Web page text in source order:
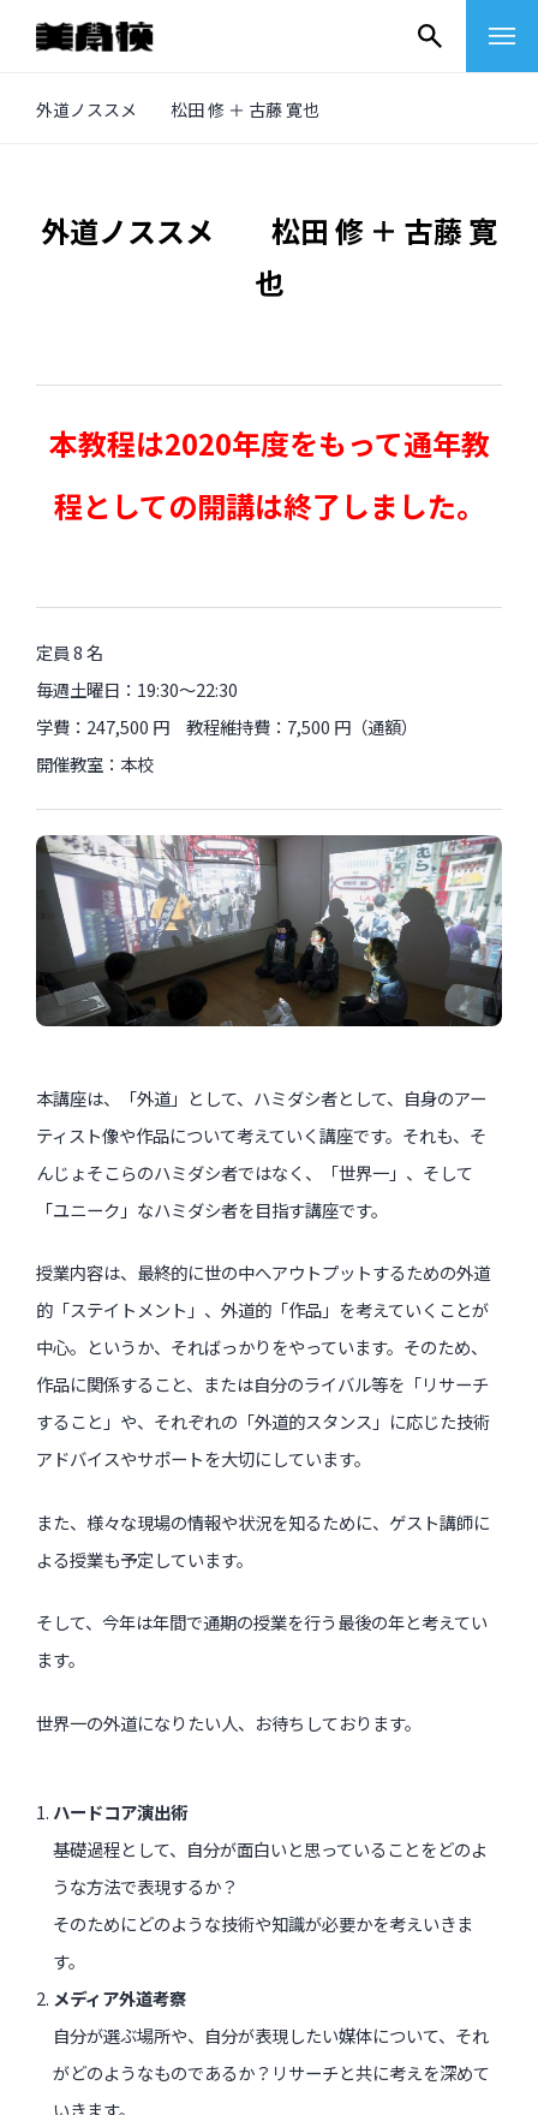
外道ノススメ 松田 修 ＋ 古藤 寛也
外道ノススメ 松田 修 ＋ 古藤 寛
也
本教程は2020年度をもって通年教
程としての開講は終了しました。
定員 8 名
毎週土曜日：19:30〜22:30
学費：247,500 円 教程維持費：7,500 円（通額）
開催教室：本校
本講座は、「外道」として、ハミダシ者として、自身のアー
ティスト像や作品について考えていく講座です。それも、そ
んじょそこらのハミダシ者ではなく、「世界一」、そして
「ユニーク」なハミダシ者を目指す講座です。
授業内容は、最終的に世の中へアウトプットするための外道
的「ステイトメント」、外道的「作品」を考えていくことが
中心。というか、そればっかりをやっています。そのため、
作品に関係すること、または自分のライバル等を「リサーチ
すること」や、それぞれの「外道的スタンス」に応じた技術
アドバイスやサポートを大切にしています。
また、様々な現場の情報や状況を知るために、ゲスト講師に
よる授業も予定しています。
そして、今年は年間で通期の授業を行う最後の年と考えてい
ます。
世界一の外道になりたい人、お待ちしております。
ハードコア演出術
基礎過程として、自分が面白いと思っていることをどのよ
うな方法で表現するか？
そのためにどのような技術や知識が必要かを考えいきま
す。
メディア外道考察
自分が選ぶ場所や、自分が表現したい媒体について、それ
がどのようなものであるか？リサーチと共に考えを深めて
いきます。